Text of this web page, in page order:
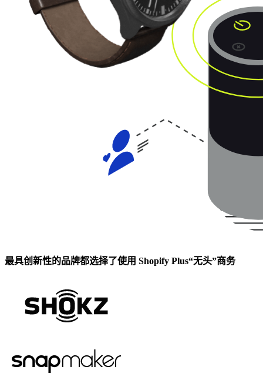
最具创新性的品牌都选择了使用 Shopify Plus“无头”商务